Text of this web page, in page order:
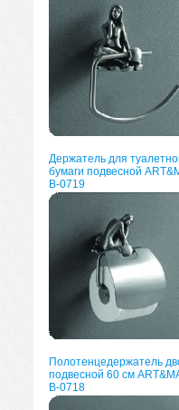
Держатель для
бумаги подвесной
B-0719
Полотенцедержатель
подвесной 60 см
B-0718